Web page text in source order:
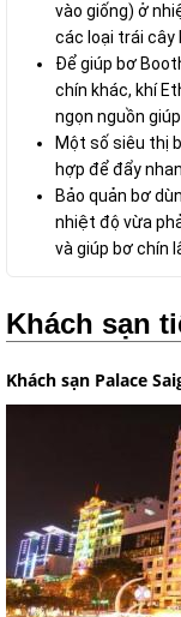
vào giống) ở
các loại trái cây
Để giúp bơ
chín khác, khí
ngọn nguồn
Một số siêu thị
hợp để đẩy
Bảo quản bơ
nhiệt độ vừa
và giúp bơ chín
Khách sạn
Khách sạn Palace